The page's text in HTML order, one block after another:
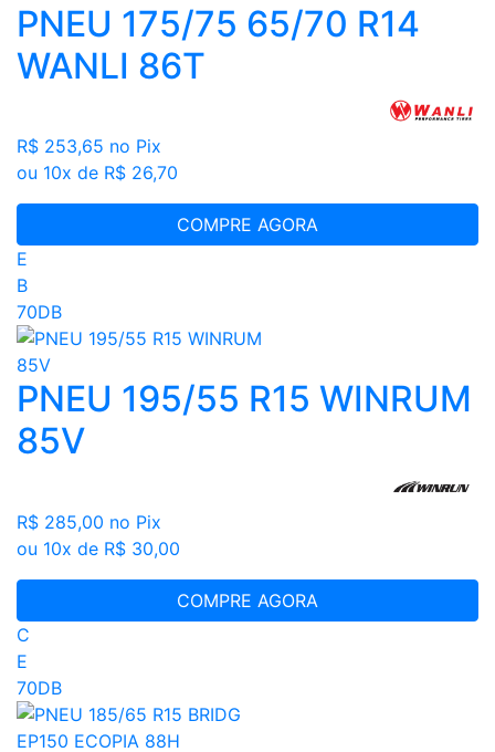
PNEU 175/75 65/70 R14
WANLI 86T
R$ 253,65 no Pix
ou 10x de R$ 26,70
COMPRE AGORA
E
B
70DB
PNEU 195/55 R15 WINRUM
85V
R$ 285,00 no Pix
ou 10x de R$ 30,00
COMPRE AGORA
C
E
70DB